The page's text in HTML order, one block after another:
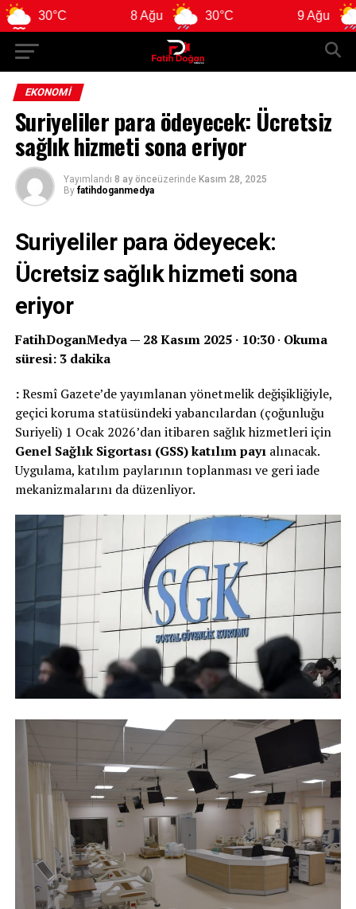
30°C 29°C
EKONOMI
Suriyeliler para ödeyecek: Ücretsiz
sağlık hizmeti sona eriyor
Yayımlandı 8 ay önceüzerinde Kasım 28, 2025
By fatihdoganmedya
Suriyeliler para ödeyecek:
Ücretsiz sağlık hizmeti sona
eriyor
FatihDoganMedya — 28 Kasım 2025 · 10:30· Okuma
süresi: 3 dakika
:Resmî Gazete’de yayımlanan yönetmelik değişikliğiyle,
geçici koruma statüsündeki yabancılardan (çoğunluğu
Suriyeli) 1 Ocak 2026’dan itibaren sağlık hizmetleri için
Genel Sağlık Sigortası (GSS) katılım payıalınacak.
Uygulama, katılım paylarının toplanması ve geri iade
mekanizmalarını da düzenliyor.